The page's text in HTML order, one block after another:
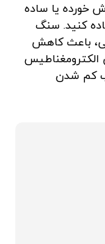
خورده یا ساده
کنید. سنگ
باعث کاهش
کم شدن